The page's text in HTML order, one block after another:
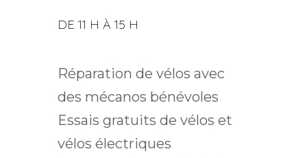
DE 11 H À 15 H
Réparation de vélos avec
des mécanos bénévoles
Essais gratuits de vélos et
vélos électriques